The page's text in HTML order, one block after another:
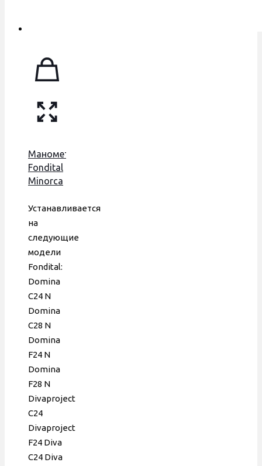
Манометр
Fondital
Minorca
6MANOMET14
Устанавливается
на
следующие
модели
Fondital:
Domina
C24 N
Domina
C28 N
Domina
F24 N
Domina
F28 N
Divaproject
C24
Divaproject
F24 Diva
C24 Diva